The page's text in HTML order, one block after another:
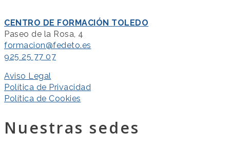
CENTRO DE FORMACIÓN TOLEDO
Paseo de la Rosa, 4
formacion@fedeto.es
925 25 77 07
Aviso Legal
Política de Privacidad
Política de Cookies
Nuestras sedes